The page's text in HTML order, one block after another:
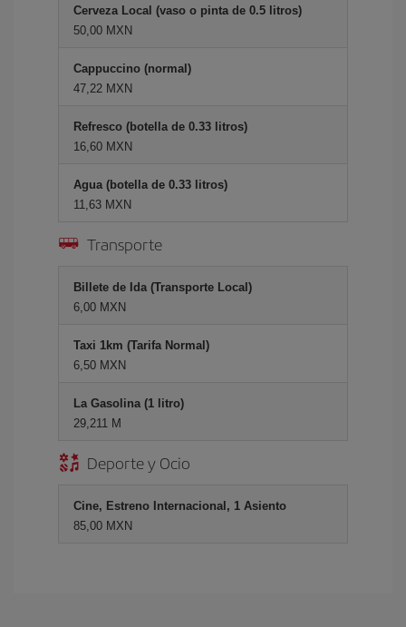
Cerveza Local (vaso o pinta de 0.5 litros)
50,00 MXN
Cappuccino (normal)
47,22 MXN
Refresco (botella de 0.33 litros)
16,60 MXN
Agua (botella de 0.33 litros)
11,63 MXN
Transporte
Billete de Ida (Transporte Local)
6,00 MXN
Taxi 1km (Tarifa Normal)
6,50 MXN
La Gasolina (1 litro)
29,211 M
Deporte y Ocio
Cine, Estreno Internacional, 1 Asiento
85,00 MXN